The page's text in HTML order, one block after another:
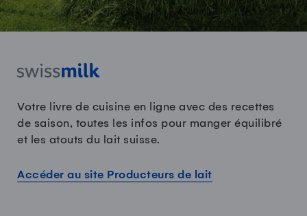
Votre livre de cuisine en ligne avec des recettes
de saison, toutes les infos pour manger équilibré
et les atouts du lait suisse.
Accéder au site Producteurs de lait